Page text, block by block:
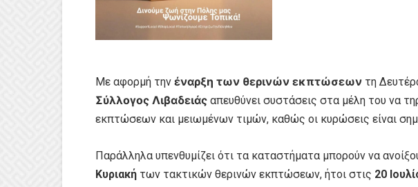
Με αφορμή την έναρξη των θερινών εκπτώσεων τη
Σύλλογος Λιβαδειάς απευθύνει συστάσεις στα μέλη του να
εκπτώσεων και μειωμένων τιμών, καθώς οι κυρώσεις είναι
Παράλληλα υπενθυμίζει ότι τα καταστήματα μπορούν να
Κυριακή των τακτικών θερινών εκπτώσεων, ήτοι στις 20